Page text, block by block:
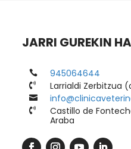
JARRI GUREKIN
 945064644
 Larrialdi Zerbitzua


Castillo de
Araba